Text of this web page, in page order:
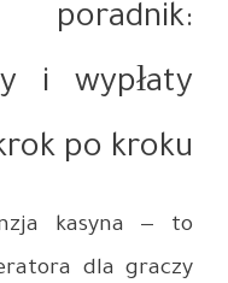
To nie